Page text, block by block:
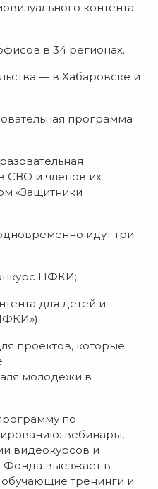
контента
в 34 регионах.
— в Хабаровске и
программа
СВО и членов их
«Защитники
идут три
ПФКИ;
для детей и
проектов, которые
молодежи в
по
вебинары,
видеокурсов и
Фонда выезжает в
тренинги и